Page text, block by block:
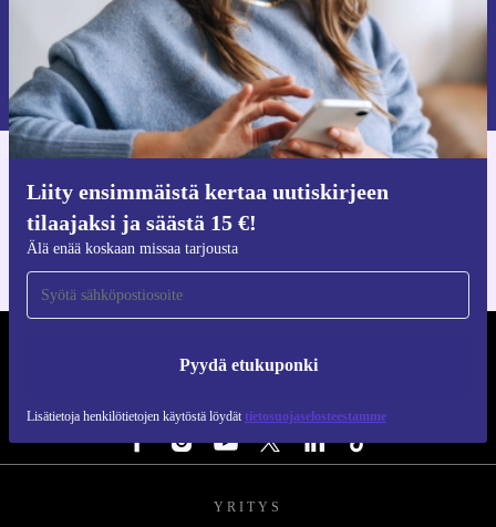
Liity ensimmäistä kertaa uutiskirjeen
tilaajaksi ja säästä 15 €!
Älä enää koskaan missaa tarjousta
Pyydä etukuponki
Lisätietoja henkilötietojen käytöstä löydät tietosuojaselosteestamme
Pyydä etukuponki
Lisätietoja henkilötietojen käytöstä löydättietosuojaselosteestamme.
iOS:lle ja Androidille
YRITYS